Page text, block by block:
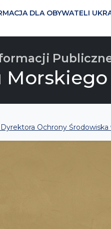
DLA OBYWATELI
Ochrony